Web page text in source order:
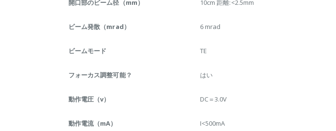
開口部のビーム径（mm） 10cm 距離:<2.5mm
ビーム発散（mrad） 6 mrad
ビームモード TE
フォーカス調整可能？ はい
動作電圧（v） DC＝3.0V
動作電流（mA） I<500mA